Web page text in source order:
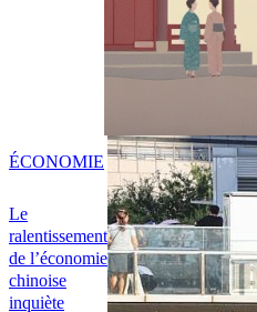
Le
ralentissement
de l’économie
chinoise
inquiète
ÉCONOMIE